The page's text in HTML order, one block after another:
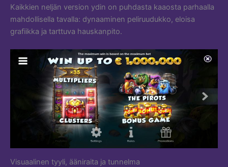
Kaikkien neljän version ydin on puhdasta kaaosta parhaalla
mahdollisella tavalla: dynaaminen peliruudukko, eloisa
grafiikka ja tarttuva hauskanpito.
Visuaalinen tyyli, ääniraita ja tunnelma